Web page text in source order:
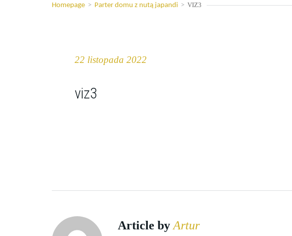
Homepage > Parter domu z nutą japandi > VIZ3
22 listopada 2022
viz3
Article by Artur